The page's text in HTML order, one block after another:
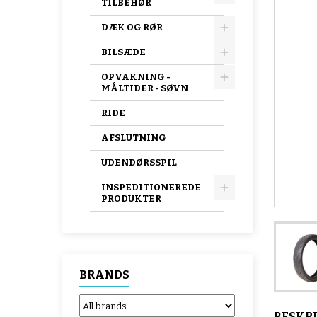
TILBEHØR
DÆK OG RØR
BILSÆDE
OPVAKNING -
MÅLTIDER - SØVN
RIDE
AFSLUTNING
UDENDØRSSPIL
INSPEDITIONEREDE
PRODUKTER
BRANDS